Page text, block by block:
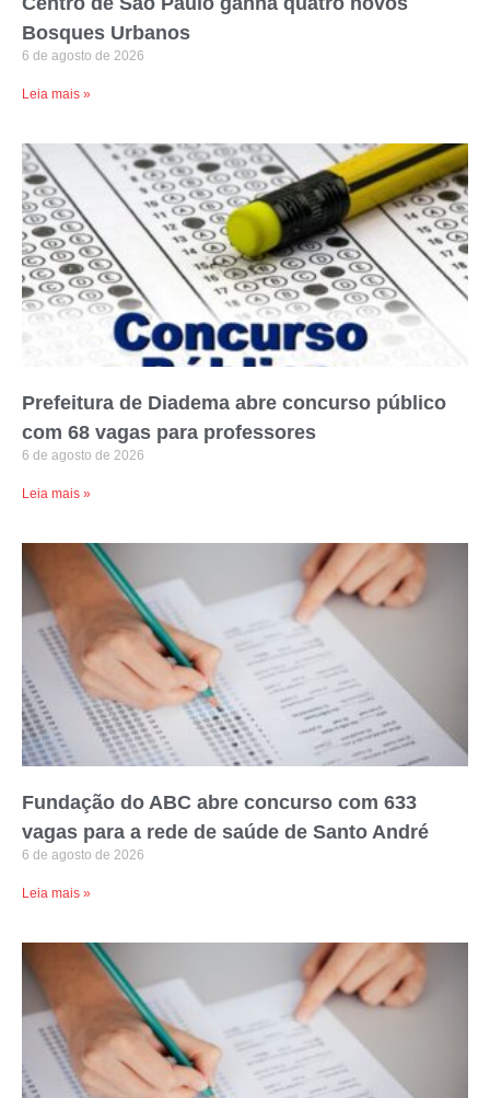
Bosques Urbanos
6 de agosto de 2026
Leia mais »
Prefeitura de Diadema abre concurso público
com 68 vagas para professores
6 de agosto de 2026
Leia mais »
Fundação do ABC abre concurso com 633
vagas para a rede de saúde de Santo André
6 de agosto de 2026
Leia mais »